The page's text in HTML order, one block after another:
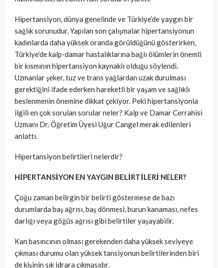
Hipertansiyon, dünya genelinde ve Türkiye’de yaygın bir
sağlık sorunudur. Yapılan son çalışmalar hipertansiyonun
kadınlarda daha yüksek oranda görüldüğünü gösterirken,
Türkiye’de kalp-damar hastalıklarına bağlı ölümlerin önemli
bir kısmının hipertansiyon kaynaklı olduğu söylendi.
Uzmanlar şeker, tuz ve trans yağlardan uzak durulması
gerektiğini ifade ederken hareketli bir yaşam ve sağlıklı
beslenmenin önemine dikkat çekiyor. Peki hipertansiyonla
ilgili en çok sorulan sorular neler? Kalp ve Damar Cerrahisi
Uzmanı Dr. Öğretim Üyesi Uğur Cangel merak edilenleri
anlattı.
Hipertansiyon belirtileri nelerdir?
HİPERTANSİYON EN YAYGIN BELİRTİLERİ NELER?
Çoğu zaman belirgin bir belirti göstermese de bazı
durumlarda baş ağrısı, baş dönmesi, burun kanaması, nefes
darlığı veya göğüs ağrısı gibi belirtiler yaşayabilir.
Kan basıncının olması gerekenden daha yüksek seviyeye
çıkması durumu olan yüksek tansiyonun belirtilerinden biri
de kişinin sık idrara çıkmasıdır.